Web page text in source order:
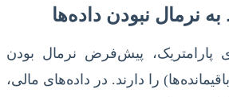
نرمال نبودن داده‌ها
پارامتریک، پیش‌فرض نرمال بودن
را دارند. در داده‌های مالی،